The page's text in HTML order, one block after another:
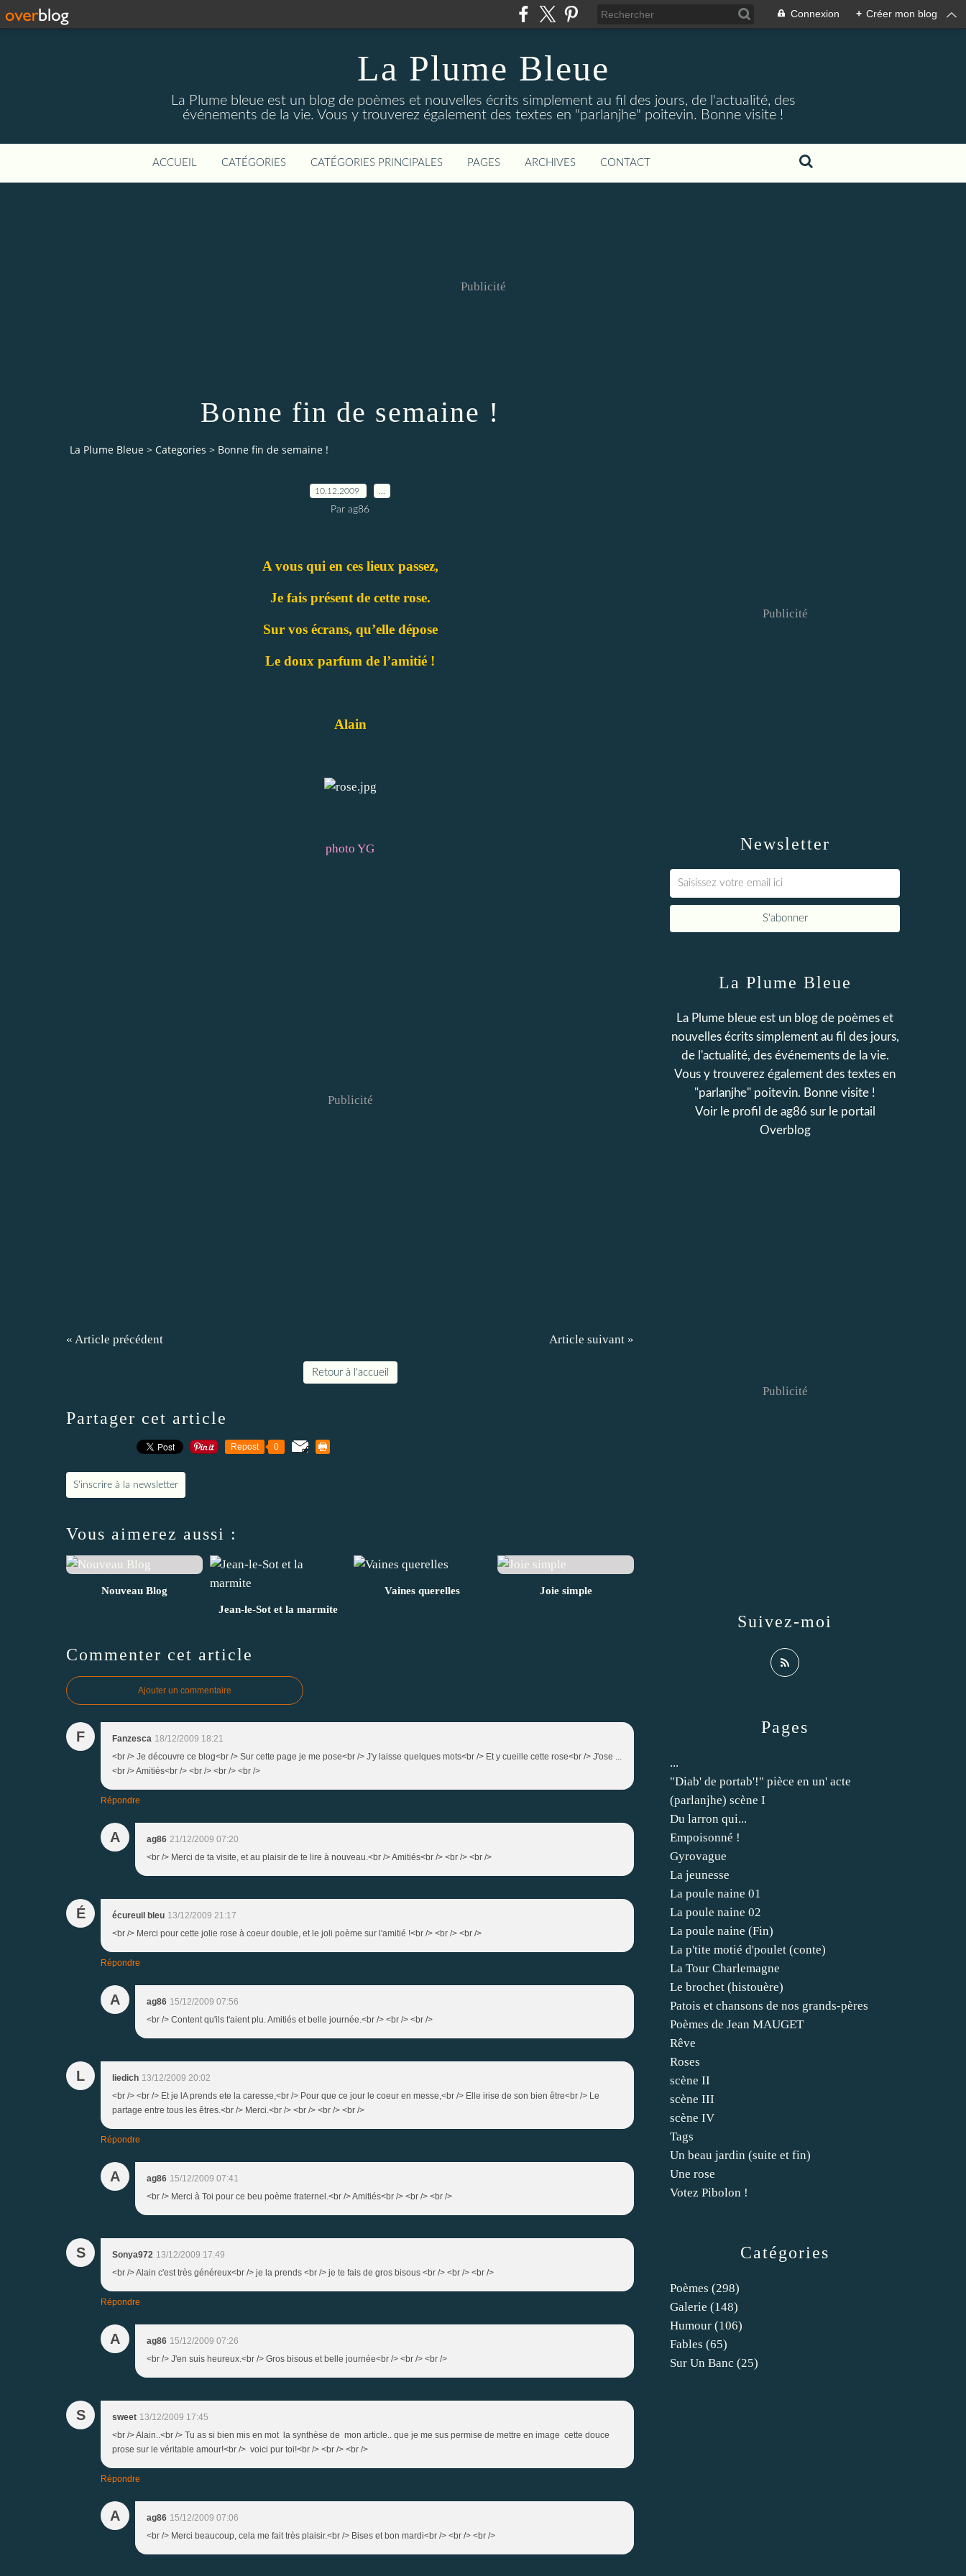
Connexion + Créer mon blog
La Plume Bleue
La Plume bleue est un blog de poèmes et nouvelles écrits simplement au fil des jours, de l'actualité, des
événements de la vie. Vous y trouverez également des textes en "parlanjhe" poitevin. Bonne visite !
ACCUEIL CATÉGORIES CATÉGORIES PRINCIPALES PAGES ARCHIVES CONTACT
Publicité
Bonne fin de semaine !
La Plume Bleue > Categories > Bonne fin de semaine !
10.12.2009
Par ag86
A vous qui en ces lieux passez,
Je fais présent de cette rose.
Sur vos écrans, qu’elle dépose
Le doux parfum de l’amitié !
Alain
photo YG
Publicité
« Article précédent Article suivant »
Retour à l'accueil
Partager cet article
Repost 0
S'inscrire à la newsletter
Vous aimerez aussi :
Nouveau Blog
Jean-le-Sot et la marmite
Vaines querelles Joie simple
Commenter cet article
Ajouter un commentaire
F Fanzesca 18/12/2009 18:21
<br /> Je découvre ce blog<br /> Sur cette page je me pose<br /> J'y laisse quelques mots<br /> Et y cueille cette rose<br /> J'ose ...
<br /> Amitiés<br /> <br /> <br /> <br />
Répondre
A ag86 21/12/2009 07:20
<br /> Merci de ta visite, et au plaisir de te lire à nouveau.<br /> Amitiés<br /> <br /> <br />
É écureuil bleu 13/12/2009 21:17
<br /> Merci pour cette jolie rose à coeur double, et le joli poème sur l'amitié !<br /> <br /> <br />
Répondre
A ag86 15/12/2009 07:56
<br /> Content qu'ils t'aient plu. Amitiés et belle journée.<br /> <br /> <br />
L liedich 13/12/2009 20:02
<br /> <br /> Et je lA prends ete la caresse,<br /> Pour que ce jour le coeur en messe,<br /> Elle irise de son bien être<br /> Le
partage entre tous les êtres.<br /> Merci.<br /> <br /> <br /> <br />
Répondre
A ag86 15/12/2009 07:41
<br /> Merci à Toi pour ce beu poème fraternel.<br /> Amitiés<br /> <br /> <br />
S Sonya972 13/12/2009 17:49
<br /> Alain c'est très généreux<br /> je la prends <br /> je te fais de gros bisous <br /> <br /> <br />
Répondre
A ag86 15/12/2009 07:26
<br /> J'en suis heureux.<br /> Gros bisous et belle journée<br /> <br /> <br />
S sweet 13/12/2009 17:45
<br /> Alain..<br /> Tu as si bien mis en mot la synthèse de mon article.. que je me sus permise de mettre en image cette douce
prose sur le véritable amour!<br /> voici pur toi!<br /> <br /> <br />
Répondre
A ag86 15/12/2009 07:06
<br /> Merci beaucoup, cela me fait très plaisir.<br /> Bises et bon mardi<br /> <br /> <br />
Newsletter
Publicité
Catégories
Poèmes (298)
Galerie (148)
Humour (106)
Fables (65)
Sur Un Banc (25)
Pages
...
"Diab' de portab'!" pièce en un' acte
(parlanjhe) scène I
Du larron qui...
Empoisonné !
Gyrovague
La jeunesse
La poule naine 01
La poule naine 02
La poule naine (Fin)
La p'tite motié d'poulet (conte)
La Tour Charlemagne
Le brochet (histouère)
Patois et chansons de nos grands-pères
Poèmes de Jean MAUGET
Rêve
Roses
scène II
scène III
scène IV
Tags
Un beau jardin (suite et fin)
Une rose
Votez Pibolon !
La Plume Bleue
La Plume bleue est un blog de poèmes et
nouvelles écrits simplement au fil des jours,
de l'actualité, des événements de la vie.
Vous y trouverez également des textes en
"parlanjhe" poitevin. Bonne visite !
Voir le profil de ag86 sur le portail
Overblog
Suivez-moi
Publicité